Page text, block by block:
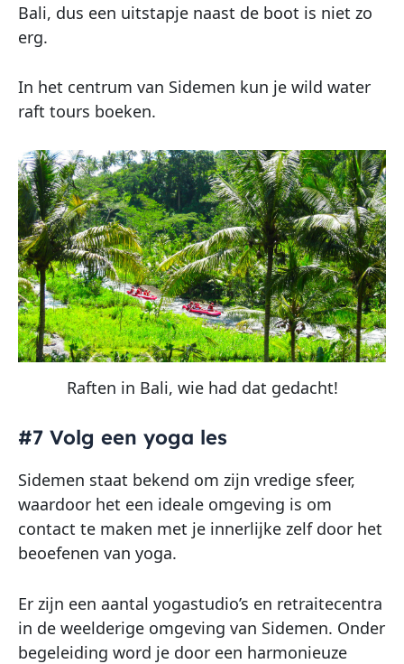
Bali, dus een uitstapje naast de boot is niet zo
erg.
In het centrum van Sidemen kun je wild water
raft tours boeken.
Raften in Bali, wie had dat gedacht!
#7 Volg een yoga les
Sidemen staat bekend om zijn vredige sfeer,
waardoor het een ideale omgeving is om
contact te maken met je innerlijke zelf door het
beoefenen van yoga.
Er zijn een aantal yogastudio’s en retraitecentra
in de weelderige omgeving van Sidemen. Onder
begeleiding word je door een harmonieuze